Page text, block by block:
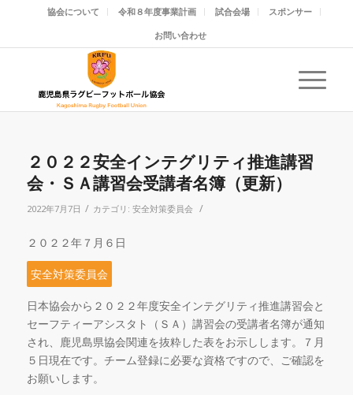
協会について 令和８年度事業計画 試合会場
スポンサー
お問い合わせ
２０２２安全インテグリティ推進講習
会・ＳＡ講習会受講者名簿（更新）
2022年7月7日 / カテゴリ: 安全対策委員会 /
２０２２年７月６日
安全対策委員会
日本協会から２０２２年度安全インテグリティ推進講習会と
セーフティーアシスタト（ＳＡ）講習会の受講者名簿が通知
され、鹿児島県協会関連を抜粋した表をお示しします。７月
５日現在です。チーム登録に必要な資格ですので、ご確認を
お願いします。